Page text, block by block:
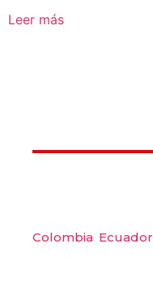
Leer más
Colombia Ecuador